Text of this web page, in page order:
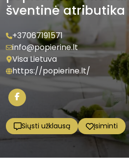
šventinė atributika
+37067191571
info@popierine.lt
Visa Lietuva
https://popierine.lt/
Siųsti užklausą Įsiminti